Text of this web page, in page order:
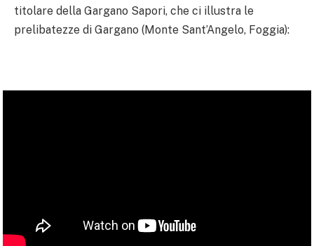
titolare della Gargano Sapori, che ci illustra le
prelibatezze di Gargano (Monte Sant’Angelo, Foggia):